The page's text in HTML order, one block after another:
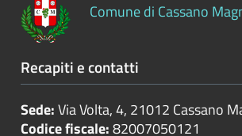
Comune di Cassano
Recapiti e contatti
Sede:Via Volta, 4, 21012 Cassano
Codice fiscale:82007050121
Servizi
erogati
Pagamenti